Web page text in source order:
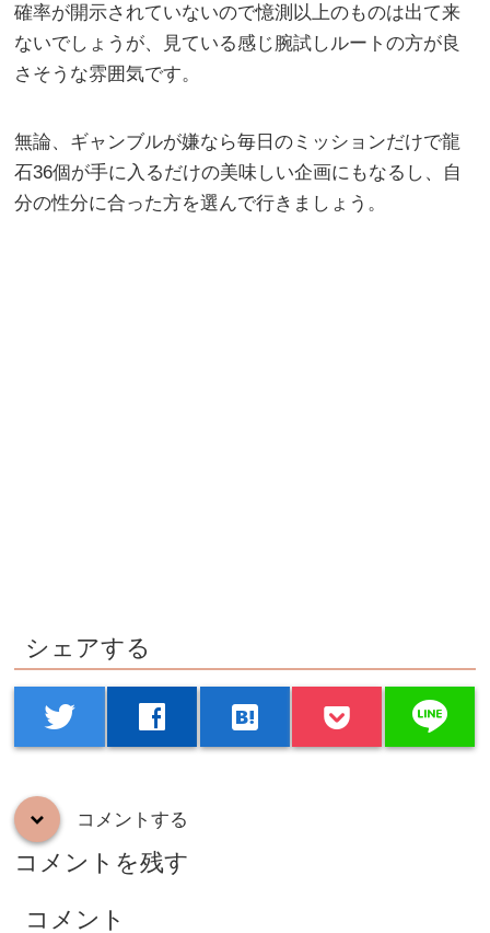
確率が開示されていないので憶測以上のものは出て来
ないでしょうが、見ている感じ腕試しルートの方が良
さそうな雰囲気です。
無論、ギャンブルが嫌なら毎日のミッションだけで龍
石36個が手に入るだけの美味しい企画にもなるし、自
分の性分に合った方を選んで行きましょう。
シェアする
twitter facebook hatenabookmark line
down コメントする
コメントを残す
コメント